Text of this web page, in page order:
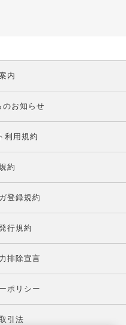
内
のお知らせ
利用規約
約
登録規約
行規約
排除宣言
ポリシー
引法